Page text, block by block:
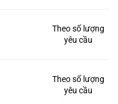
Theo số lượng
yêu cầu
Theo số lượng
yêu cầu